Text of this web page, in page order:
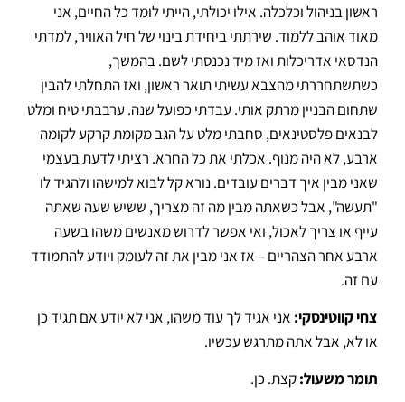
ראשון בניהול וכלכלה. אילו יכולתי, הייתי לומד כל החיים, אני
מאוד אוהב ללמוד. שירתתי ביחידת בינוי של חיל האוויר, למדתי
הנדסאי אדריכלות ואז מיד נכנסתי לשם.בהמשך,
כשתשתחררתי מהצבא עשיתי תואר ראשון, ואז התחלתי להבין
שתחום הבניין מרתק אותי.עבדתי כפועל שנה.ערבבתי טיח ומלט
לבנאים פלסטינאים, סחבתי מלט על הגב מקומת קרקע לקומה
ארבע, לא היה מנוף. אכלתי את כל החרא. רציתי לדעת בעצמי
שאני מבין איך דברים עובדים. נורא קל לבוא למישהו ולהגיד לו
"תעשה", אבל כשאתה מבין מה זה מצריך, ששיש שעה שאתה
עייף או צריך לאכול, ואי אפשר לדרוש מאנשים משהו בשעה
ארבע אחר הצהריים – אז אני מבין את זה לעומק ויודע להתמודד
עם זה.
צחי קווטינסקי: אני אגיד לך עוד משהו, אני לא יודע אם תגיד כן
או לא, אבל אתה מתרגש עכשיו.
תומר משעול:קצת. כן.